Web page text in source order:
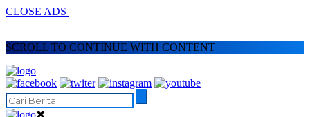
CLOSE ADS
SCROLL TO CONTINUE WITH CONTENT
✖